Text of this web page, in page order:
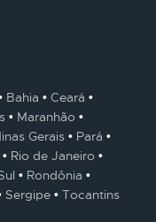
Bahia
Ceará
Maranhão
Gerais
Pará
Rio de Janeiro
Rondônia
Sergipe Tocantins